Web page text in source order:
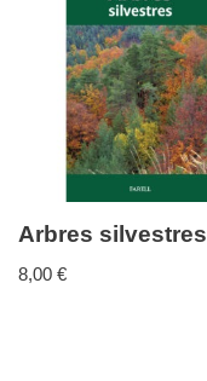
Arbres silvestres
8,00 €